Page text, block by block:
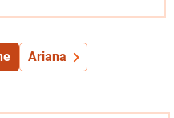
Ariana